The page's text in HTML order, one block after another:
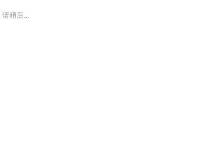
请稍后...